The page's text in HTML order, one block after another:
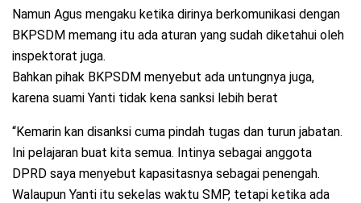
Namun Agus mengaku ketika dirinya berkomunikasi dengan
BKPSDM memang itu ada aturan yang sudah diketahui oleh
inspektorat juga.
Bahkan pihak BKPSDM menyebut ada untungnya juga,
karena suami Yanti tidak kena sanksi lebih berat
“Kemarin kan disanksi cuma pindah tugas dan turun jabatan.
Ini pelajaran buat kita semua. Intinya sebagai anggota
DPRD saya menyebut kapasitasnya sebagai penengah.
Walaupun Yanti itu sekelas waktu SMP, tetapi ketika ada